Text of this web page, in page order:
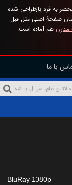
به فرد بازطراحی شده
صفحهٔ اصلی مثل قبل
مدرن هم آماده است.
با ما
BluRay 1080p